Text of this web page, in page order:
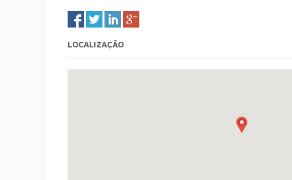
LOCALIZAÇÃO